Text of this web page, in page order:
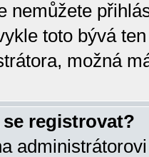
nemůžete
toto bývá
možná
registrovat?